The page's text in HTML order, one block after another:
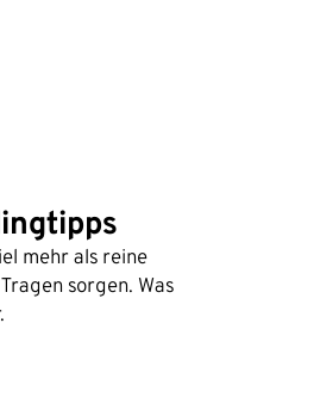
mehr als reine
sorgen. Was